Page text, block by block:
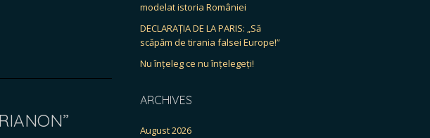
modelat istoria României
DECLARAȚIA DE LA PARIS: „Să
scăpăm de tirania falsei Europe!”
Nu înțeleg ce nu înțelegeți!
ARCHIVES
August 2026